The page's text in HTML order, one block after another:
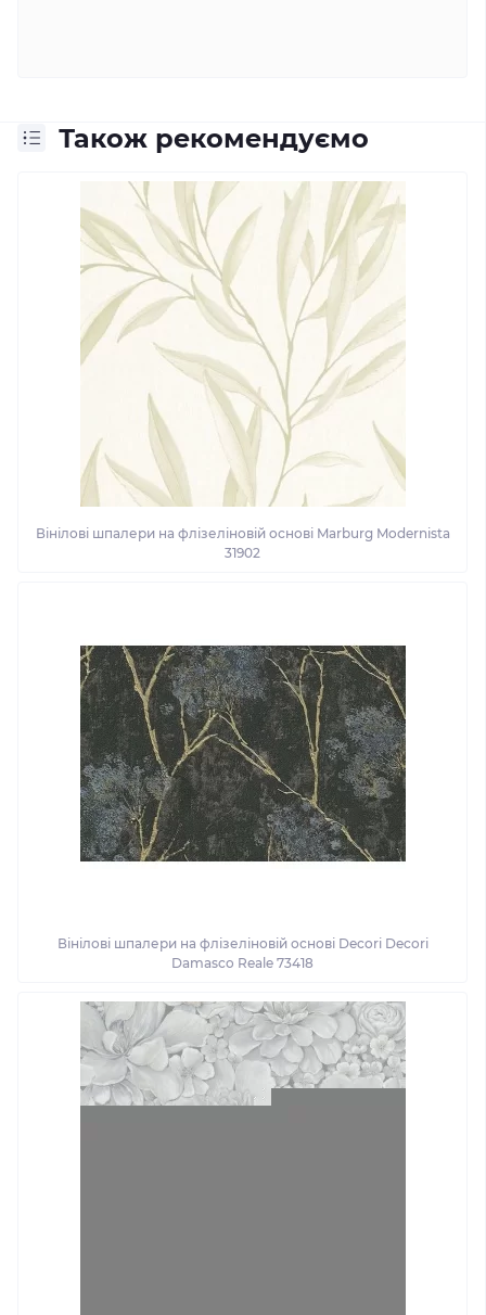
Також рекомендуємо
Вінілові шпалери на флізеліновій основі Marburg Modernista
31902
Вінілові шпалери на флізеліновій основі Decori Decori
Damasco Reale 73418